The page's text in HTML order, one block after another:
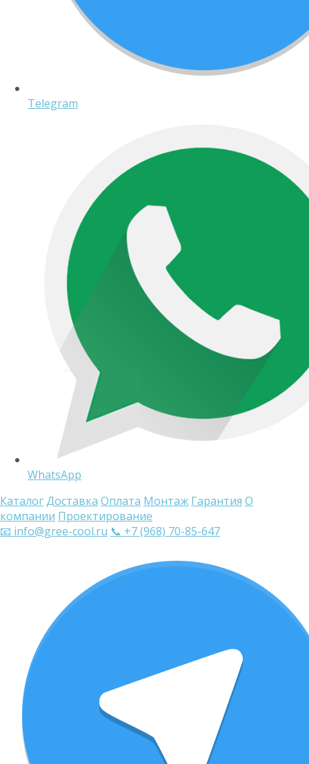
Telegram
WhatsApp
КаталогДоставка Оплата Монтаж Гарантия О
компании Проектирование
📧 info@gree-cool.ru 📞 +7 (968) 70-85-647